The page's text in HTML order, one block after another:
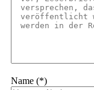
Name (*)